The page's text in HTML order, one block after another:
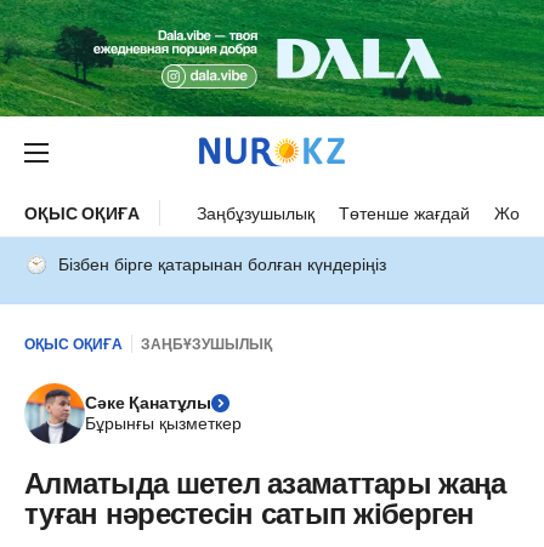
ОҚЫС ОҚИҒА Заңбұзушылық Төтенше жағдай Жол
Бізбен бірге қатарынан болған күндеріңіз
ОҚЫС ОҚИҒА ЗАҢБҰЗУШЫЛЫҚ
Сәке Қанатұлы
Бұрынғы қызметкер
Алматыда шетел азаматтары жаңа
туған нәрестесін сатып жіберген